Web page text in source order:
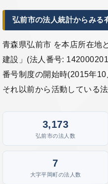
弘前市の法人統計からみる
青森県弘前市 を本店所在地
建設」(法人番号:
番号制度の開始時(2015年10
それ以前から活動している法
3,173
弘前市の法人数
7
大字平岡町の法人数